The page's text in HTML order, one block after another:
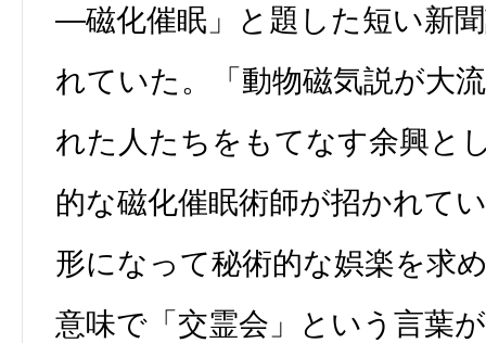
―磁化催眠」と題した短い新
れていた。「動物磁気説が大
れた人たちをもてなす余興と
的な磁化催眠術師が招かれて
形になって秘術的な娯楽を求
意味で「交霊会」という言葉